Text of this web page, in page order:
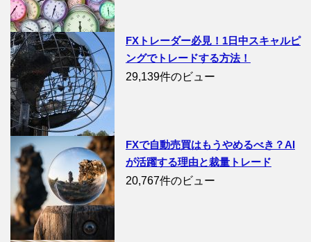
FXトレーダー必見！1日中スキャルピ
ングでトレードする方法！
29,139件のビュー
FXで自動売買はもうやめるべき？AI
が活躍する理由と裁量トレード
20,767件のビュー